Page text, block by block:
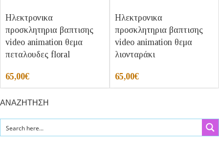
Ηλεκτρονικα
προσκλητηρια βαπτισης
video animation θεμα
πεταλουδες floral
65,00€
Ηλεκτρονικα
προσκλητηρια βαπτισης
video animation θεμα
λιονταράκι
65,00€
ΑΝΑΖΗΤΗΣΗ